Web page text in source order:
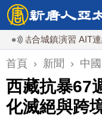
合城鎮演習 AIT連續發
首頁 › 新聞 › 中國
西藏抗暴67
化滅絕與跨